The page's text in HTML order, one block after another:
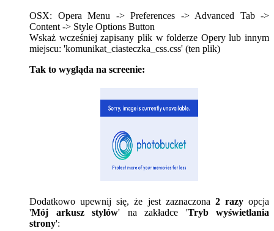
OSX: Opera Menu -> Preferences -> Advanced Tab ->
Content -> Style Options Button
Wskaż wcześniej zapisany plik w folderze Opery lub innym
miejscu: 'komunikat_ciasteczka_css.css' (ten plik)
Tak to wygląda na screenie:
Dodatkowo upewnij się, że jest zaznaczona 2 razyopcja
'Mój arkusz stylów' na zakładce 'Tryb wyświetlania
strony':